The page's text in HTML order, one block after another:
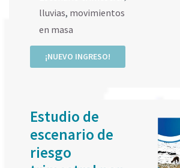
lluvias, movimientos
en masa
¡NUEVO INGRESO!
Estudio de
escenario de
riesgo